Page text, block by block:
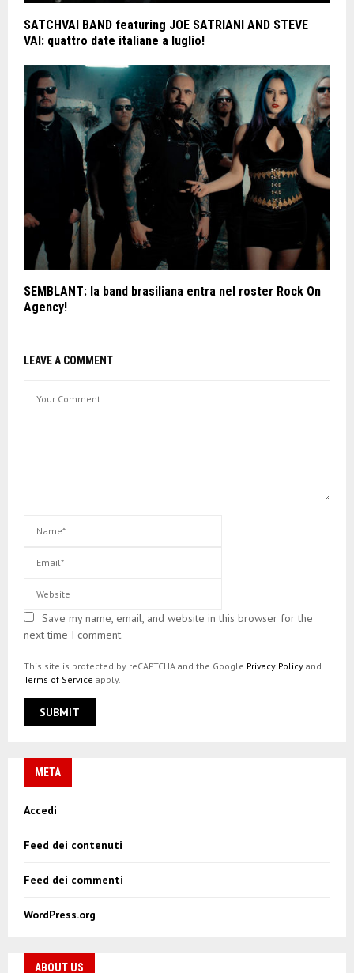
SATCHVAI BAND featuring JOE SATRIANI AND STEVE
VAI: quattro date italiane a luglio!
SEMBLANT: la band brasiliana entra nel roster Rock On
Agency!
LEAVE A COMMENT
Save my name, email, and website in this browser for the
next time I comment.
This site is protected by reCAPTCHA and the Google Privacy Policy and
Terms of Service apply.
META
Accedi
Feed dei contenuti
Feed dei commenti
WordPress.org
ABOUT US